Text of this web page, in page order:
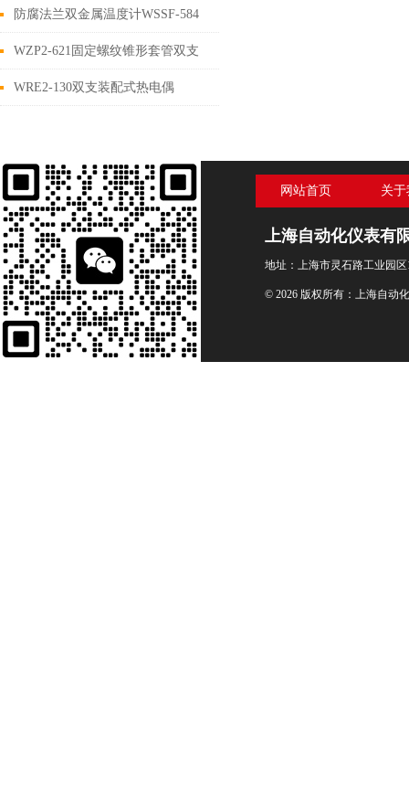
事项
防腐法兰双金属温度计WSSF-584
详细介绍
WZP2-621固定螺纹锥形套管双支
热电阻
WRE2-130双支装配式热电偶
网站首页 关
上海自动化仪表有
地址：上海市灵石路工业园区
© 2026 版权所有：上海自动